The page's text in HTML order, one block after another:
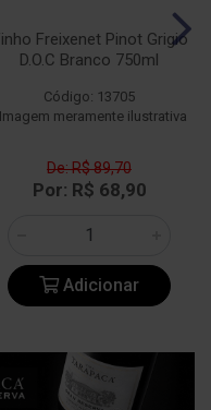
Freixenet Pinot Grigio
D.O.C Branco 750ml
Código: 13705
meramente ilustrativa
De: R$ 89,70
Por: R$ 68,90
Adicionar